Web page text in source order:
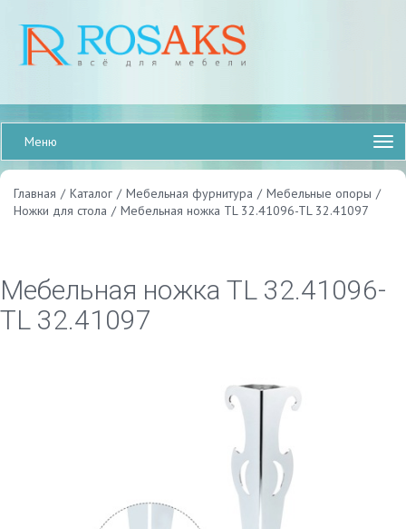
Меню
Главная / Каталог / Мебельная фурнитура / Мебельные опоры /
Ножки для стола / Мебельная ножка TL 32.41096-TL 32.41097
Мебельная ножка TL 32.41096-
TL 32.41097